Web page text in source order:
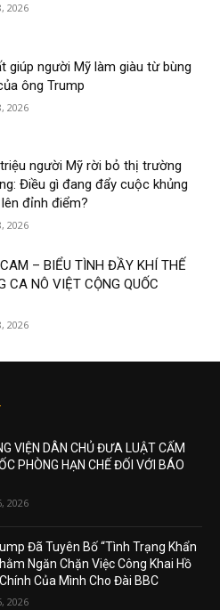
2026
giúp người Mỹ làm giàu từ bùng
ông Trump
2026
người Mỹ rời bỏ thị trường
Điều gì đang đẩy cuộc khủng
đỉnh điểm?
2026
– BIỂU TÌNH ĐẦY KHÍ THẾ
CA NÔ VIỆT CỘNG QUỐC
2026
VIỆN DÂN CHỦ ĐƯA LUẬT CẤM
PHÒNG HẠN CHẾ ĐỐI VỚI BÁO
2026
Đã Tuyên Bố “Tình Trạng Khẩn
Ngăn Chặn Việc Công Khai Hồ
Của Mình Cho Đài BBC
2026